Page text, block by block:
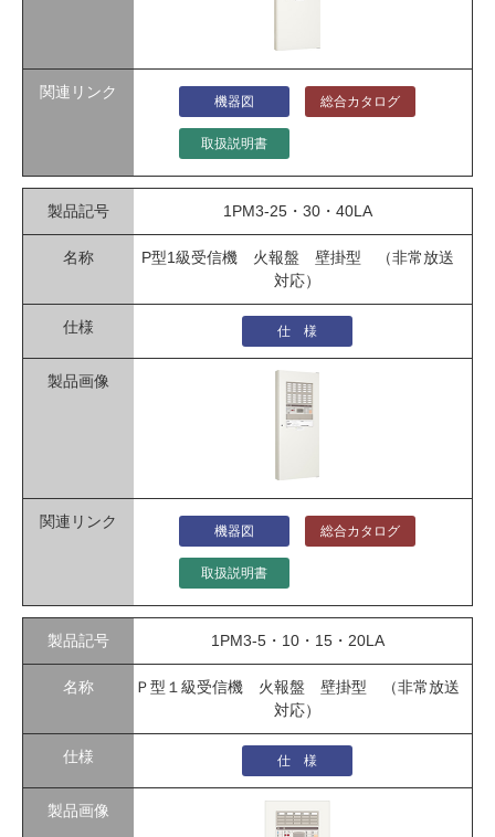
機器図 総合カタログ
取扱説明書
1PM3-25・30・40LA
P型1級受信機 火報盤 壁掛型 （非常放送
対応）
仕 様
機器図 総合カタログ
取扱説明書
1PM3-5・10・15・20LA
Ｐ型１級受信機 火報盤 壁掛型 （非常放送
対応）
仕 様